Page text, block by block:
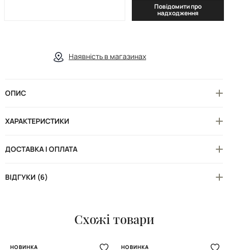
Повідомити про
надходження
Наявність в магазинах
ОПИС
ХАРАКТЕРИСТИКИ
ДОСТАВКА І ОПЛАТА
ВІДГУКИ (6)
Схожі товари
НОВИНКА НОВИНКА